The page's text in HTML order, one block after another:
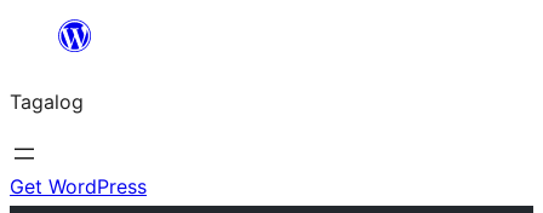
Lumaktaw
sa
content
Tagalog
Get WordPress